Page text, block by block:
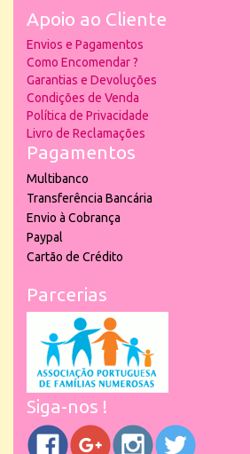
Apoio ao Cliente
Envios e Pagamentos
Como Encomendar ?
Garantias e Devoluções
Condições de Venda
Política de Privacidade
Livro de Reclamações
Pagamentos
Multibanco
Transferência Bancária
Envio à Cobrança
Paypal
Cartão de Crédito
Parcerias
Siga-nos !